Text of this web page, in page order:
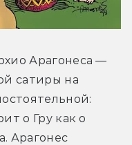
Арагонеса —
сатиры на
о Гру как о
Арагонес